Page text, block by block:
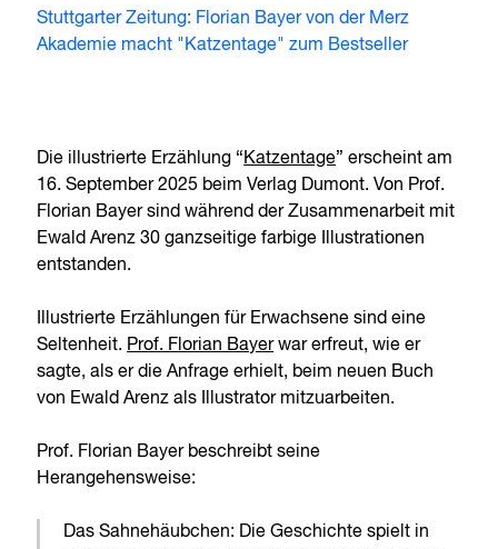
Stuttgarter Zeitung: Florian Bayer von der Merz
Akademie macht "Katzentage" zum Bestseller
Die illustrierte Erzählung “Katzentage” erscheint am
16. September 2025 beim Verlag Dumont. Von Prof.
Florian Bayer sind während der Zusammenarbeit mit
Ewald Arenz 30 ganzseitige farbige Illustrationen
entstanden.
Illustrierte Erzählungen für Erwachsene sind eine
Seltenheit. Prof. Florian Bayerwar erfreut, wie er
sagte, als er die Anfrage erhielt, beim neuen Buch
von Ewald Arenz als Illustrator mitzuarbeiten.
Prof. Florian Bayer beschreibt seine
Herangehensweise:
Das Sahnehäubchen: Die Geschichte spielt in